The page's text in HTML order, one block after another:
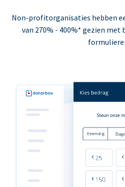
Non-profitorganisaties hebben
van 270% - 400%* gezien met